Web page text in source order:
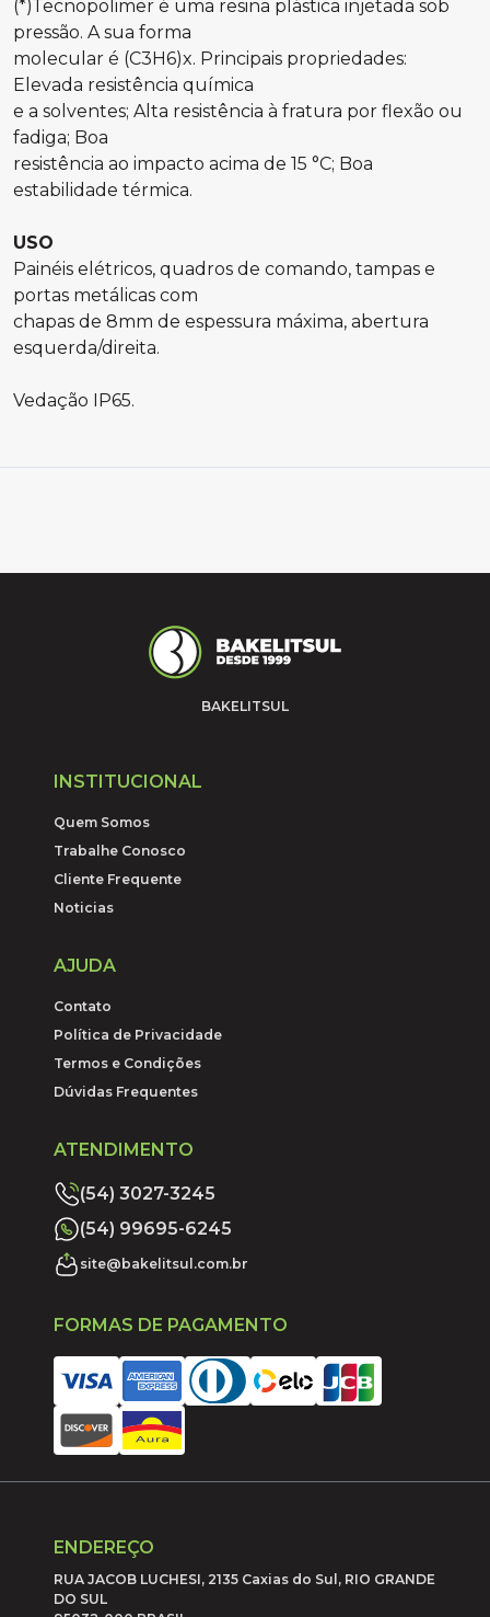
(*)Tecnopolimer é uma resina plástica injetada sob
pressão. A sua forma
molecular é (C3H6)x. Principais propriedades:
Elevada resistência química
e a solventes; Alta resistência à fratura por flexão ou
fadiga; Boa
resistência ao impacto acima de 15 °C; Boa
estabilidade térmica.
USO
Painéis elétricos, quadros de comando, tampas e
portas metálicas com
chapas de 8mm de espessura máxima, abertura
esquerda/direita.
Vedação IP65.
BAKELITSUL
INSTITUCIONAL
Quem Somos
Trabalhe Conosco
Cliente Frequente
Noticias
AJUDA
Contato
Política de Privacidade
Termos e Condições
Dúvidas Frequentes
ATENDIMENTO
(54) 3027-3245
(54) 99695-6245
site@bakelitsul.com.br
FORMAS DE PAGAMENTO
ENDEREÇO
RUA JACOB LUCHESI, 2135 Caxias do Sul, RIO GRANDE
DO SUL